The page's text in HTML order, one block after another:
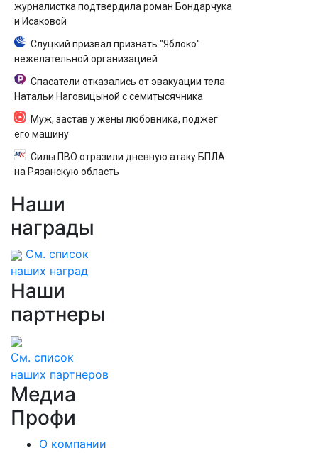
журналистка подтвердила роман Бондарчука
и Исаковой
Слуцкий призвал признать "Яблоко"
нежелательной организацией
Спасатели отказались от эвакуации тела
Натальи Наговицыной с семитысячника
Муж, застав у жены любовника, поджег
его машину
Силы ПВО отразили дневную атаку БПЛА
на Рязанскую область
Наши
награды
См. список
наших наград
Наши
партнеры
См. список
наших партнеров
Медиа
Профи
О компании